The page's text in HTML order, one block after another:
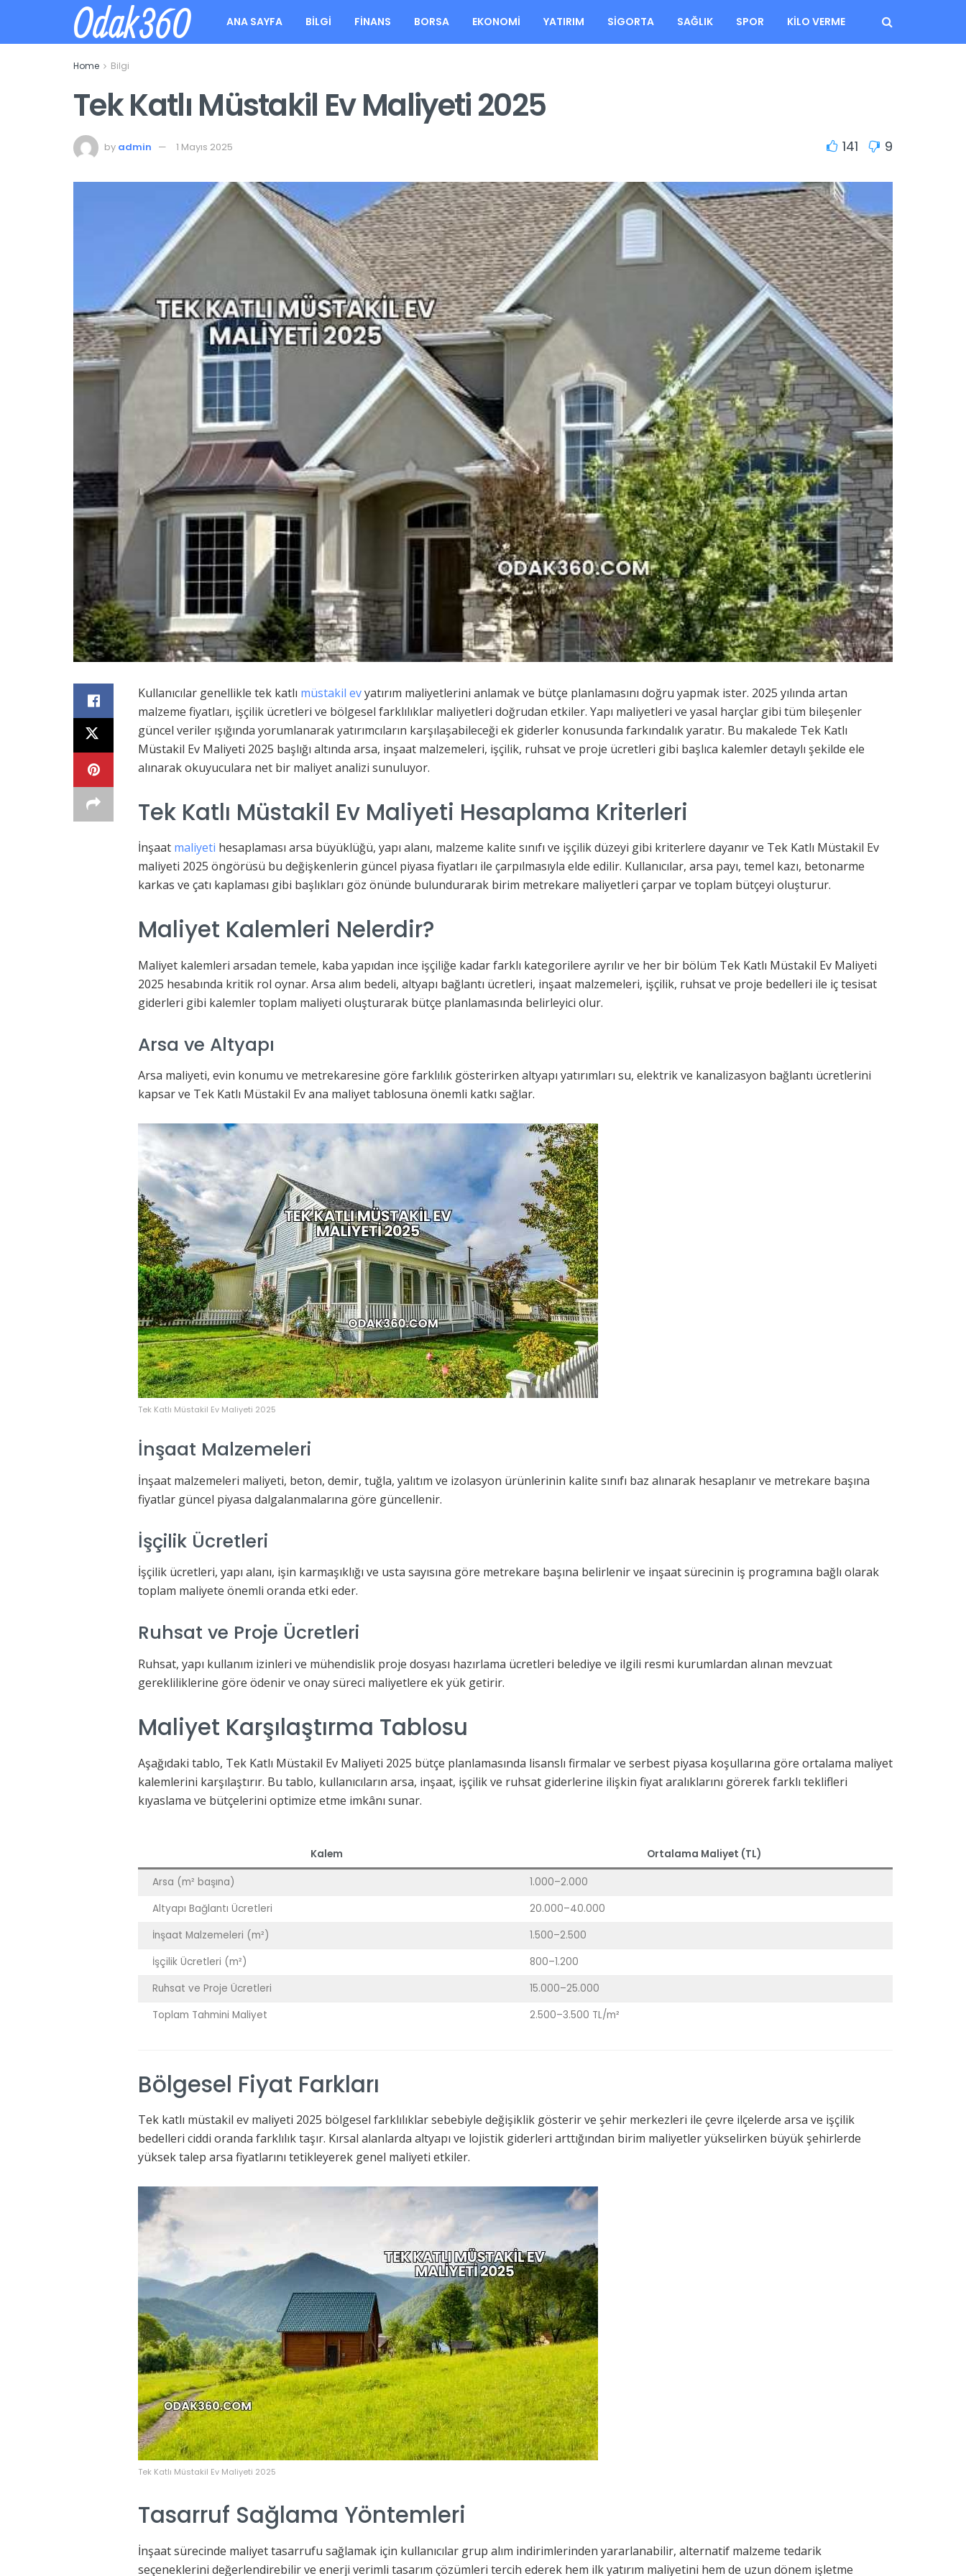
Odak360 ANA SAYFA BILGI FINANS BORSA EKONOMI YATIRIM SIGORTA SAĞLIK SPOR KILO VERME
Home Bilgi
Tek Katlı Müstakil Ev Maliyeti 2025
by admin 1 Mayıs 2025 141 9
Kullanıcılar genellikle tek katlı müstakil evyatırım maliyetlerini anlamak ve bütçe planlamasını doğru yapmak ister. 2025 yılında artan
malzeme fiyatları, işçilik ücretleri ve bölgesel farklılıklar maliyetleri doğrudan etkiler. Yapı maliyetleri ve yasal harçlar gibi tüm bileşenler
güncel veriler ışığında yorumlanarak yatırımcıların karşılaşabileceği ek giderler konusunda farkındalık yaratır. Bu makalede Tek Katlı
Müstakil Ev Maliyeti 2025 başlığı altında arsa, inşaat malzemeleri, işçilik, ruhsat ve proje ücretleri gibi başlıca kalemler detaylı şekilde ele
alınarak okuyuculara net bir maliyet analizi sunuluyor.
Tek Katlı Müstakil Ev Maliyeti Hesaplama Kriterleri
İnşaat maliyeti hesaplaması arsa büyüklüğü, yapı alanı, malzeme kalite sınıfı ve işçilik düzeyi gibi kriterlere dayanır ve Tek Katlı Müstakil Ev
maliyeti 2025 öngörüsü bu değişkenlerin güncel piyasa fiyatları ile çarpılmasıyla elde edilir. Kullanıcılar, arsa payı, temel kazı, betonarme
karkas ve çatı kaplaması gibi başlıkları göz önünde bulundurarak birim metrekare maliyetleri çarpar ve toplam bütçeyi oluşturur.
Maliyet Kalemleri Nelerdir?
Maliyet kalemleri arsadan temele, kaba yapıdan ince işçiliğe kadar farklı kategorilere ayrılır ve her bir bölüm Tek Katlı Müstakil Ev Maliyeti
2025 hesabında kritik rol oynar. Arsa alım bedeli, altyapı bağlantı ücretleri, inşaat malzemeleri, işçilik, ruhsat ve proje bedelleri ile iç tesisat
giderleri gibi kalemler toplam maliyeti oluşturarak bütçe planlamasında belirleyici olur.
Arsa ve Altyapı
Arsa maliyeti, evin konumu ve metrekaresine göre farklılık gösterirken altyapı yatırımları su, elektrik ve kanalizasyon bağlantı ücretlerini
kapsar ve Tek Katlı Müstakil Ev ana maliyet tablosuna önemli katkı sağlar.
Tek Katlı Müstakil Ev Maliyeti 2025
İnşaat Malzemeleri
İnşaat malzemeleri maliyeti, beton, demir, tuğla, yalıtım ve izolasyon ürünlerinin kalite sınıfı baz alınarak hesaplanır ve metrekare başına
fiyatlar güncel piyasa dalgalanmalarına göre güncellenir.
İşçilik Ücretleri
İşçilik ücretleri, yapı alanı, işin karmaşıklığı ve usta sayısına göre metrekare başına belirlenir ve inşaat sürecinin iş programına bağlı olarak
toplam maliyete önemli oranda etki eder.
Ruhsat ve Proje Ücretleri
Ruhsat, yapı kullanım izinleri ve mühendislik proje dosyası hazırlama ücretleri belediye ve ilgili resmi kurumlardan alınan mevzuat
gerekliliklerine göre ödenir ve onay süreci maliyetlere ek yük getirir.
Maliyet Karşılaştırma Tablosu
Aşağıdaki tablo, Tek Katlı Müstakil Ev Maliyeti 2025 bütçe planlamasında lisanslı firmalar ve serbest piyasa koşullarına göre ortalama maliyet
kalemlerini karşılaştırır. Bu tablo, kullanıcıların arsa, inşaat, işçilik ve ruhsat giderlerine ilişkin fiyat aralıklarını görerek farklı teklifleri
kıyaslama ve bütçelerini optimize etme imkânı sunar.
Kalem Ortalama Maliyet (TL)
Arsa (m² başına)
1.000–2.000
Altyapı Bağlantı Ücretleri
20.000–40.000
İnşaat Malzemeleri (m²)
1.500–2.500
İşçilik Ücretleri (m²)
800–1.200
Ruhsat ve Proje Ücretleri
15.000–25.000
Toplam Tahmini Maliyet
2.500–3.500 TL/m²
Bölgesel Fiyat Farkları
Tek katlı müstakil ev maliyeti 2025 bölgesel farklılıklar sebebiyle değişiklik gösterir ve şehir merkezleri ile çevre ilçelerde arsa ve işçilik
bedelleri ciddi oranda farklılık taşır. Kırsal alanlarda altyapı ve lojistik giderleri arttığından birim maliyetler yükselirken büyük şehirlerde
yüksek talep arsa fiyatlarını tetikleyerek genel maliyeti etkiler.
Tek Katlı Müstakil Ev Maliyeti 2025
Tasarruf Sağlama Yöntemleri
İnşaat sürecinde maliyet tasarrufu sağlamak için kullanıcılar grup alım indirimlerinden yararlanabilir, alternatif malzeme tedarik
seçeneklerini değerlendirebilir ve enerji verimli tasarım çözümleri tercih ederek hem ilk yatırım maliyetini hem de uzun dönem işletme